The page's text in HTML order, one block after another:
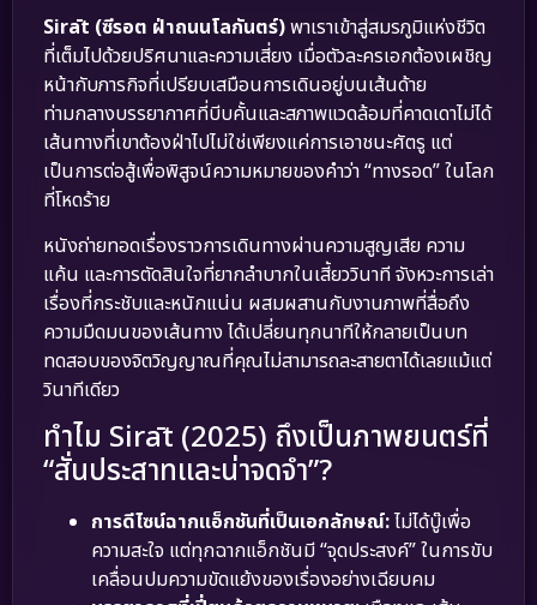
Sirāt (ซีรอต ฝ่าถนนโลกันตร์)พาเราเข้าสู่สมรภูมิแห่งชีวิต
ที่เต็มไปด้วยปริศนาและความเสี่ยง เมื่อตัวละครเอกต้องเผชิญ
หน้ากับภารกิจที่เปรียบเสมือนการเดินอยู่บนเส้นด้าย
ท่ามกลางบรรยากาศที่บีบคั้นและสภาพแวดล้อมที่คาดเดาไม่ได้
เส้นทางที่เขาต้องฝ่าไปไม่ใช่เพียงแค่การเอาชนะศัตรู แต่
เป็นการต่อสู้เพื่อพิสูจน์ความหมายของคำว่า “ทางรอด” ในโลก
ที่โหดร้าย
หนังถ่ายทอดเรื่องราวการเดินทางผ่านความสูญเสีย ความ
แค้น และการตัดสินใจที่ยากลำบากในเสี้ยววินาที จังหวะการเล่า
เรื่องที่กระชับและหนักแน่น ผสมผสานกับงานภาพที่สื่อถึง
ความมืดมนของเส้นทาง ได้เปลี่ยนทุกนาทีให้กลายเป็นบท
ทดสอบของจิตวิญญาณที่คุณไม่สามารถละสายตาได้เลยแม้แต่
วินาทีเดียว
ทำไม Sirāt (2025) ถึงเป็นภาพยนตร์ที่
“สั่นประสาทและน่าจดจำ”?
การดีไซน์ฉากแอ็กชันที่เป็นเอกลักษณ์:ไม่ได้บู๊เพื่อ
ความสะใจ แต่ทุกฉากแอ็กชันมี “จุดประสงค์” ในการขับ
เคลื่อนปมความขัดแย้งของเรื่องอย่างเฉียบคม